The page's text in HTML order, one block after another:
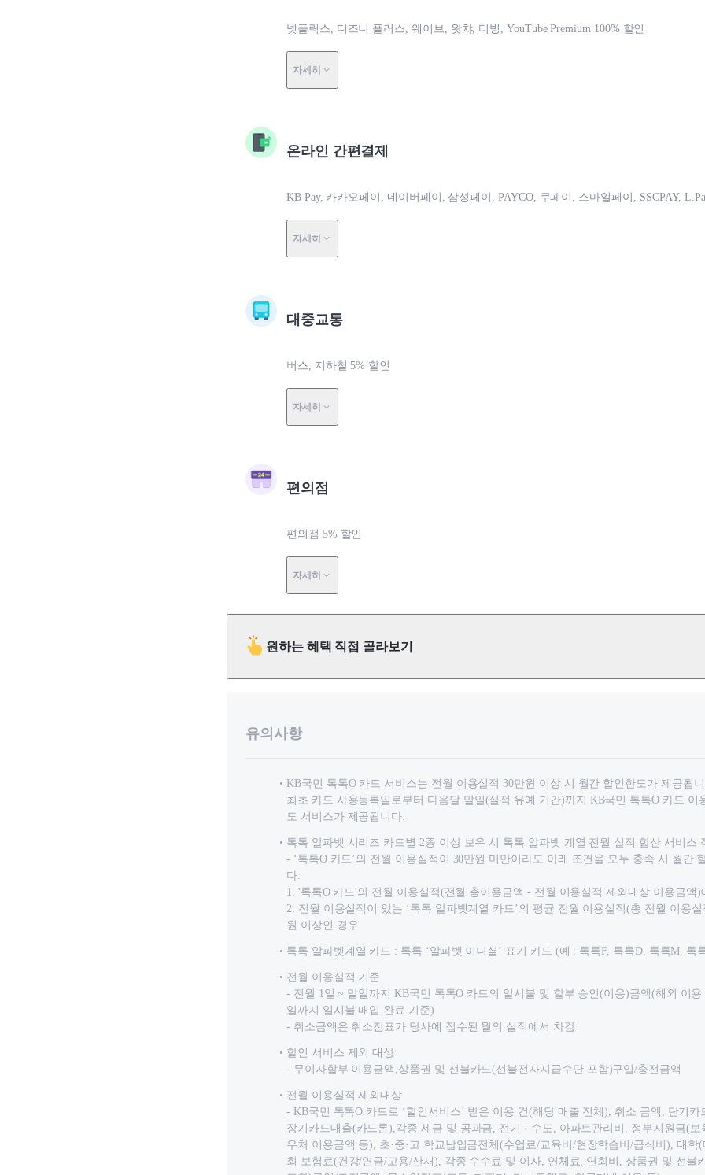
넷플릭스, 디즈니 플러스, 웨이브, 왓챠, 티빙, YouTube Premium 100% 할인
자세히
온라인 간편결제
KB Pay, 카카오페이, 네이버페이, 삼성페이, PAYCO, 쿠페이, 스마일페이, SSGPAY,
자세히
대중교통
버스, 지하철 5% 할인
자세히
편의점
편의점 5% 할인
자세히
원하는 혜택 직접 골라보기
유의사항
KB국민 톡톡O 카드 서비스는 전월 이용실적 30만원 이상 시 월간 할인한도가 제공됩
최초 카드 사용등록일로부터 다음달 말일(실적 유예 기간)까지 KB국민 톡톡O 카드 이
도 서비스가 제공됩니다.
톡톡 알파벳 시리즈 카드별 2종 이상 보유 시 톡톡 알파벳 계열 전월 실적 합산 서비스
- ‘톡톡O 카드’의 전월 이용실적이 30만원 미만이라도 아래 조건을 모두 충족 시 월간
다.
1. '톡톡O 카드'의 전월 이용실적(전월 총이용금액 - 전월 이용실적 제외대상 이용금액)
2. 전월 이용실적이 있는 ‘톡톡 알파벳계열 카드’의 평균 전월 이용실적(총 전월 이용
원 이상인 경우
톡톡 알파벳계열 카드 : 톡톡 ‘알파벳 이니셜’ 표기 카드 (예 : 톡톡F, 톡톡D, 톡톡M, 톡
전월 이용실적 기준
- 전월 1일 ~ 말일까지 KB국민 톡톡O 카드의 일시불 및 할부 승인(이용)금액(해외 이
일까지 일시불 매입 완료 기준)
- 취소금액은 취소전표가 당사에 접수된 월의 실적에서 차감
할인 서비스 제외 대상
- 무이자할부 이용금액,상품권 및 선불카드(선불전자지급수단 포함)구입/충전금액
전월 이용실적 제외대상
- KB국민 톡톡O 카드로 ‘할인서비스’ 받은 이용 건(해당 매출 전체), 취소 금액, 단기
장기카드대출(카드론),각종 세금 및 공과금, 전기 · 수도, 아파트관리비, 정부지원금(
우처 이용금액 등), 초·중·고 학교납입금전체(수업료/교육비/현장학습비/급식비), 대학
회 보험료(건강/연금/고용/산재), 각종 수수료 및 이자, 연체료, 연회비, 상품권 및 선불